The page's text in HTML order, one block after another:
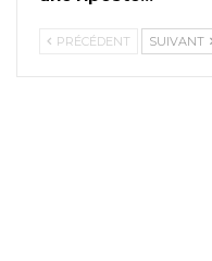
PRÉCÉDENT SUIVANT